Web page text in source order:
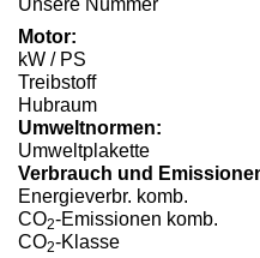
Unsere Nummer
Motor:
kW / PS
Treibstoff
Hubraum
Umweltnormen:
Umweltplakette
Verbrauch und
Energieverbr. komb.
CO2-Emissionen komb.
CO2-Klasse